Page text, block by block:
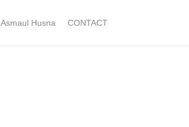
Asmaul Husna CONTACT